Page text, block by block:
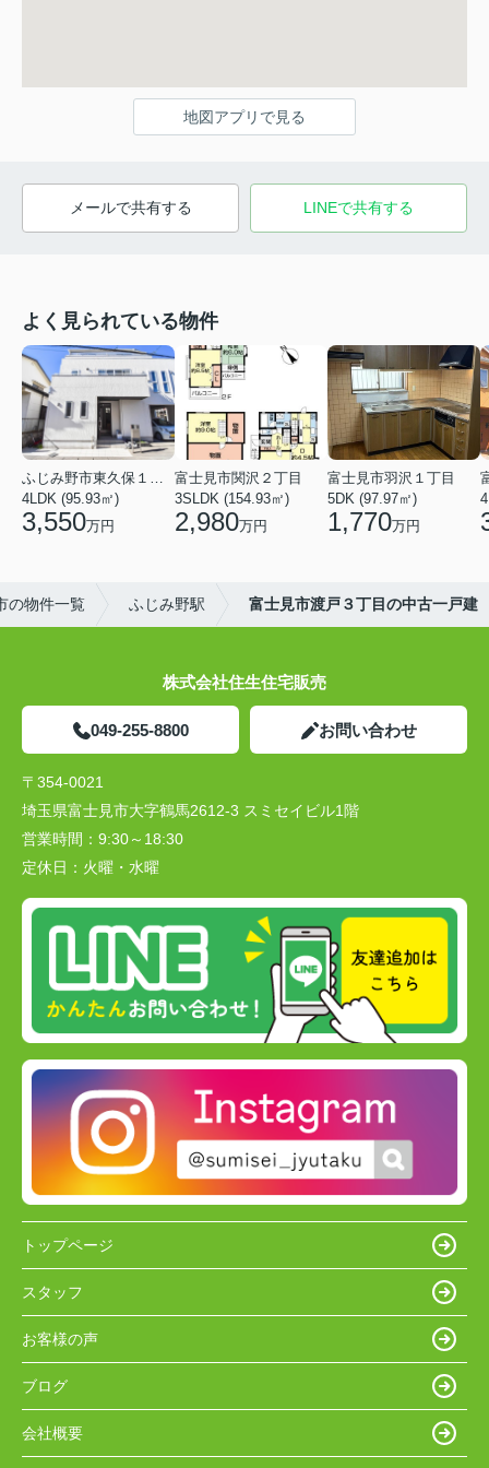
地図アプリで見る
メールで共有する LINEで共有する
よく見られている物件
ふじみ野市東久保１丁目
4LDK (95.93㎡)
3,550万円
富士見市関沢２丁目
3SLDK (154.93㎡)
2,980万円
富士見市羽沢１丁目
5DK (97.97㎡)
1,770万円
の物件一覧 ふじみ野駅 富士見市渡戸３丁目の中古一戸建
株式会社住生住宅販売
049-255-8800 お問い合わせ
〒354-0021
埼玉県富士見市大字鶴馬2612-3 スミセイビル1階
営業時間： 9:30～18:30
定休日： 火曜・水曜
トップページ
スタッフ
お客様の声
ブログ
会社概要